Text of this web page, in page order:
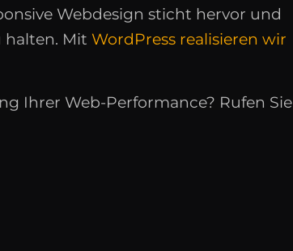
Webdesign sticht hervor und
halten. Mit WordPress realisieren wir
Ihrer Web-Performance? Rufen Sie